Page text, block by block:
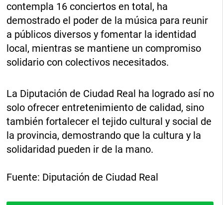
contempla 16 conciertos en total, ha
demostrado el poder de la música para reunir
a públicos diversos y fomentar la identidad
local, mientras se mantiene un compromiso
solidario con colectivos necesitados.
La Diputación de Ciudad Real ha logrado así no
solo ofrecer entretenimiento de calidad, sino
también fortalecer el tejido cultural y social de
la provincia, demostrando que la cultura y la
solidaridad pueden ir de la mano.
Fuente: Diputación de Ciudad Real